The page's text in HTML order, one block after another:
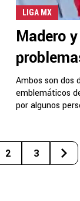
LIGA MX
Madero
Ambos son dos
emblemáticos
por algunos
2 3